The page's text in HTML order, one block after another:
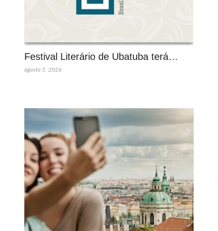
Festival Literário de Ubatuba terá…
agosto 5, 2026